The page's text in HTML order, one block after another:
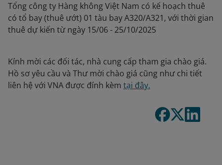
Tổng công ty Hàng không Việt Nam có kế hoạch thuê
có tổ bay (thuê ướt) 01 tàu bay A320/A321, với thời gian
thuê dự kiến từ ngày 15/06 - 25/10/2025
Kính mời các đối tác, nhà cung cấp tham gia chào giá.
Hồ sơ yêu cầu và Thư mời chào giá cũng như chi tiết
liên hệ với VNA được đính kèm tại đây.